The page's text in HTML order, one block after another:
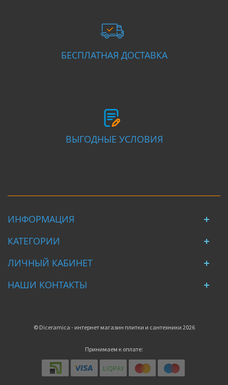
БЕСПЛАТНАЯ ДОСТАВКА
ВЫГОДНЫЕ УСЛОВИЯ
ИНФОРМАЦИЯ
КАТЕГОРИИ
ЛИЧНЫЙ КАБИНЕТ
НАШИ КОНТАКТЫ
© Diceramica - интернет магазин плитки и сантехники 2026
Принимаем к оплате: